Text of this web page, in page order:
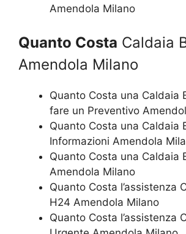
Amendola Milano
Quanto Costa Caldaia
Amendola Milano
Quanto Costa una Caldaia
fare un Preventivo
Quanto Costa una Caldaia
Informazioni Amendola
Quanto Costa una Caldaia
Amendola Milano
Quanto Costa l’assistenza
H24 Amendola Milano
Quanto Costa l’assistenza